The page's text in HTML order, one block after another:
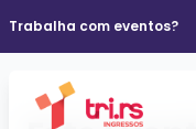
Trabalha com eventos?